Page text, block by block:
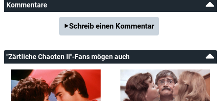
Kommentare
Schreib einen Kommentar
"Zärtliche Chaoten II"-Fans mögen auch